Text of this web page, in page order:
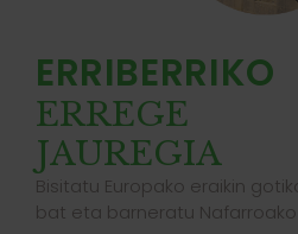
ERRIBERRIKO
ERREGE
JAUREGIA
Bisitatu Europako eraikin
bat eta barneratu Nafarroako